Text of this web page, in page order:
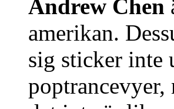
Andrew Chen
amerikan.
sig sticker inte
poptrancevyer,